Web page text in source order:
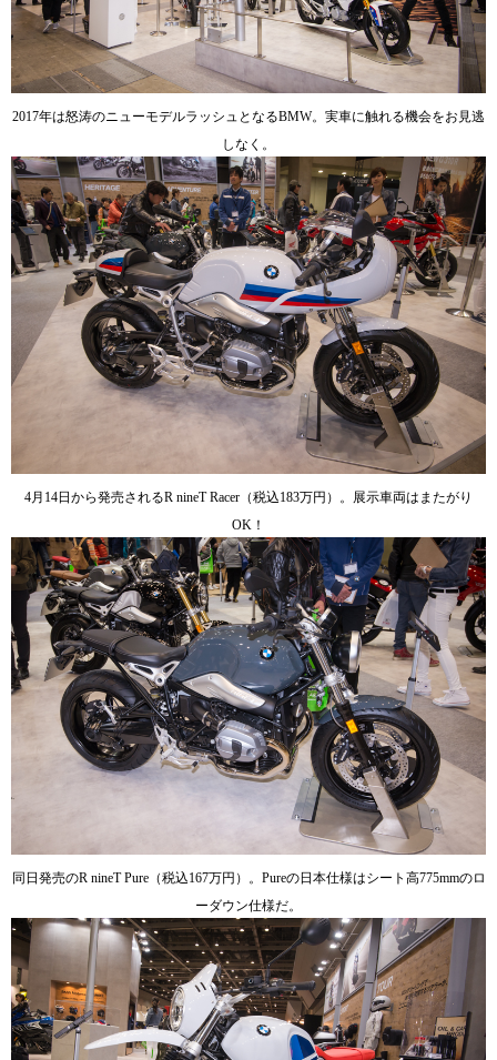
2017年は怒涛のニューモデルラッシュとなるBMW。実車に触れる機会をお見逃
しなく。
4月14日から発売されるR nineT Racer（税込183万円）。展示車両はまたがり
OK！
同日発売のR nineT Pure（税込167万円）。Pureの日本仕様はシート高775mmのロ
ーダウン仕様だ。